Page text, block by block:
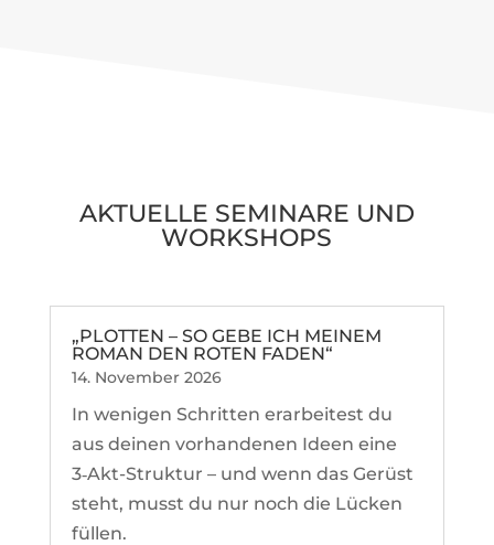
AKTU­ELLE SEMI­NARE UND
WORKSHOPS
„PLOTTEN – SO GEBE ICH MEINEM
ROMAN DEN ROTEN FADEN“
14. November 2026
In wenigen Schritten erar­bei­test du
aus deinen vor­han­denen Ideen eine
3‑Akt-Struktur – und wenn das Gerüst
steht, musst du nur noch die Lücken
füllen.